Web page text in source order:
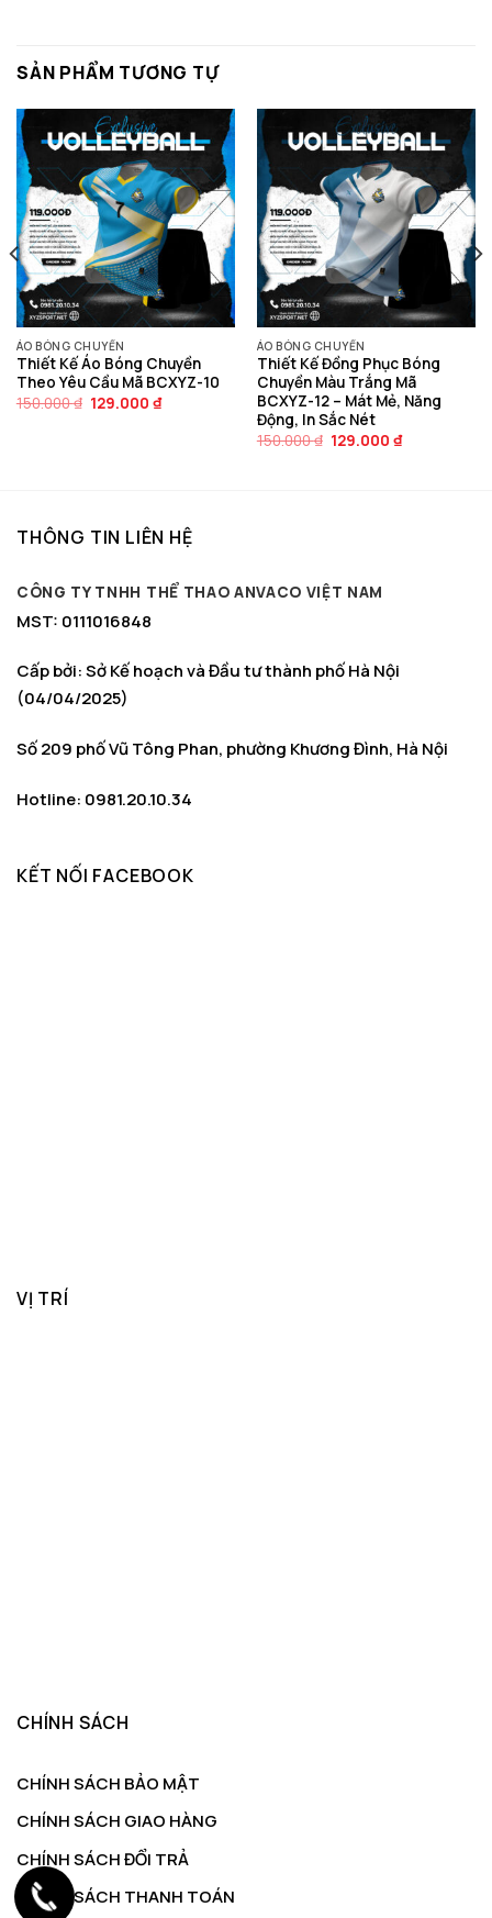
SẢN PHẨM TƯƠNG TỰ
ÁO BÓNG CHUYỀN
Thiết Kế Áo Bóng Chuyền
Theo Yêu Cầu Mã BCXYZ-10
150.000₫ Giá
129.000 ₫Giá
ÁO BÓNG CHUYỀN
Thiết Kế Đồng Phục Bóng
Chuyền Màu Trắng Mã
BCXYZ-12 – Mát Mẻ, Năng
Động, In Sắc Nét
150.000₫ Giá
129.000 ₫Giá
THÔNG TIN LIÊN HỆ
CÔNG TY TNHH THỂ THAO ANVACO VIỆT NAM
MST: 0111016848
Cấp bởi: Sở Kế hoạch và Đầu tư thành phố Hà Nội
(04/04/2025)
Số 209 phố Vũ Tông Phan, phường Khương Đình, Hà Nội
Hotline: 0981.20.10.34
KẾT NỐI FACEBOOK
VỊ TRÍ
CHÍNH SÁCH
CHÍNH SÁCH BẢO MẬT
CHÍNH SÁCH GIAO HÀNG
CHÍNH SÁCH ĐỔI TRẢ
CHÍNH SÁCH THANH TOÁN